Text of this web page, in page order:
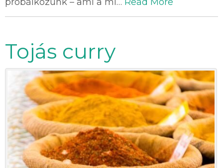
próbálkozunk – ami a mi… Read More
Tojás curry